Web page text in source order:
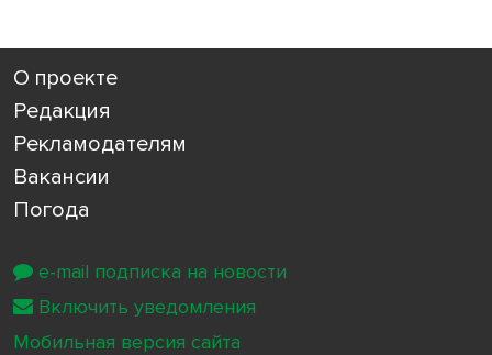
О проекте
Редакция
Рекламодателям
Вакансии
Погода
e-mail подписка на новости
Включить уведомления
Мобильная версия сайта